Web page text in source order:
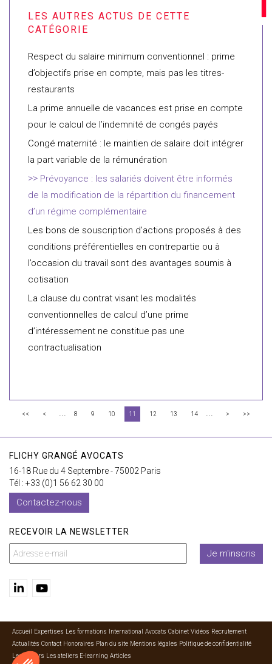
Respect du salaire minimum conventionnel : prime
d’objectifs prise en compte, mais pas les titres-
restaurants
La prime annuelle de vacances est prise en compte
pour le calcul de l’indemnité de congés payés
Congé maternité : le maintien de salaire doit intégrer
la part variable de la rémunération
Prévoyance : les salariés doivent être informés
de la modification de la répartition du financement
d’un régime complémentaire
Les bons de souscription d’actions proposés à des
conditions préférentielles en contrepartie ou à
l’occasion du travail sont des avantages soumis à
cotisation
La clause du contrat visant les modalités
conventionnelles de calcul d’une prime
d’intéressement ne constitue pas une
contractualisation
<< < ... 8 9 10 11 12 13 14 ... > >>
FLICHY GRANGÉ AVOCATS
16-18 Rue du 4 Septembre - 75002 Paris
Tél : +33 (0)1 56 62 30 00
Contactez-nous
RECEVOIR LA NEWSLETTER
Je m'inscris
Accueil Expertises Les formations International Avocats Cabinet Vidéos Recrutement
Actualités Contact Honoraires Plan du site Mentions légales Politique de confidentialité
Les ateliers
Les ateliers E-learning Articles